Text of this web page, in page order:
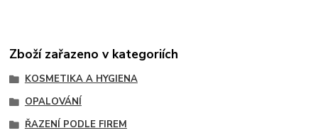
Zboží zařazeno v kategoriích
KOSMETIKA A HYGIENA
OPALOVÁNÍ
ŘAZENÍ PODLE FIREM